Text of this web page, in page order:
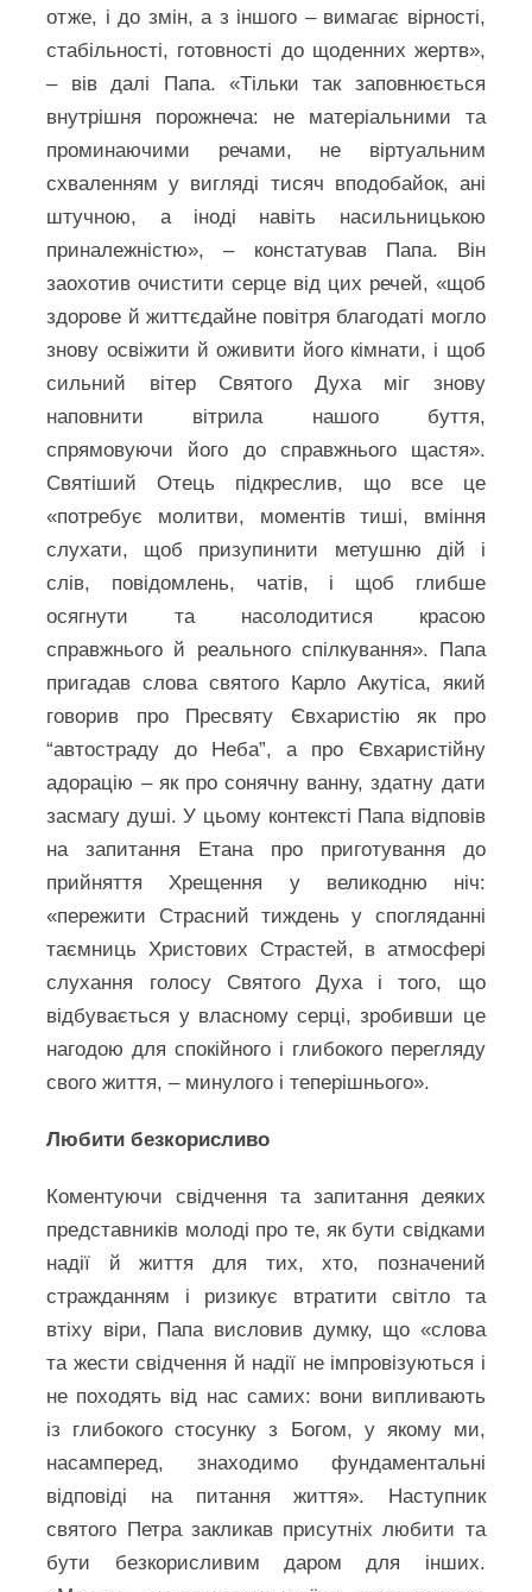
отже, і до змін, а з іншого – вимагає вірності,
стабільності, готовності до щоденних жертв»,
– вів далі Папа. «Тільки так заповнюється
внутрішня порожнеча: не матеріальними та
проминаючими речами, не віртуальним
схваленням у вигляді тисяч вподобайок, ані
штучною, а іноді навіть насильницькою
приналежністю», – констатував Папа. Він
заохотив очистити серце від цих речей, «щоб
здорове й життєдайне повітря благодаті могло
знову освіжити й оживити його кімнати, і щоб
сильний вітер Святого Духа міг знову
наповнити вітрила нашого буття,
спрямовуючи його до справжнього щастя».
Святіший Отець підкреслив, що все це
«потребує молитви, моментів тиші, вміння
слухати, щоб призупинити метушню дій і
слів, повідомлень, чатів, і щоб глибше
осягнути та насолодитися красою
справжнього й реального спілкування». Папа
пригадав слова святого Карло Акутіса, який
говорив про Пресвяту Євхаристію як про
“автостраду до Неба”, а про Євхаристійну
адорацію – як про сонячну ванну, здатну дати
засмагу душі. У цьому контексті Папа відповів
на запитання Етана про приготування до
прийняття Хрещення у великодню ніч:
«пережити Страсний тиждень у спогляданні
таємниць Христових Страстей, в атмосфері
слухання голосу Святого Духа і того, що
відбувається у власному серці, зробивши це
нагодою для спокійного і глибокого перегляду
свого життя, – минулого і теперішнього».
Любити безкорисливо
Коментуючи свідчення та запитання деяких
представників молоді про те, як бути свідками
надії й життя для тих, хто, позначений
стражданням і ризикує втратити світло та
втіху віри, Папа висловив думку, що «слова
та жести свідчення й надії не імпровізуються і
не походять від нас самих: вони випливають
із глибокого стосунку з Богом, у якому ми,
насамперед, знаходимо фундаментальні
відповіді на питання життя». Наступник
святого Петра закликав присутніх любити та
бути безкорисливим даром для інших.